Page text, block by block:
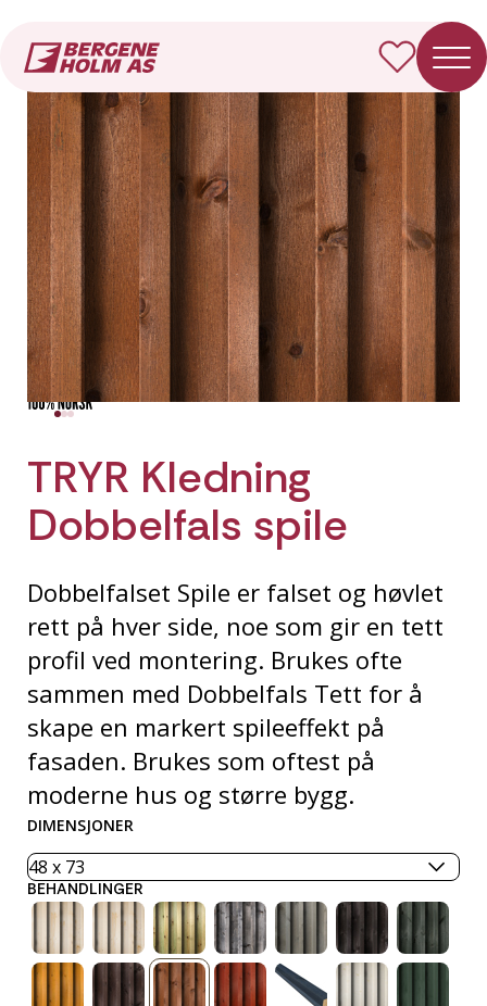
TRYR Kledning
Dobbelfals spile
Dobbelfalset Spile er falset og høvlet
rett på hver side, noe som gir en tett
profil ved montering. Brukes ofte
sammen med Dobbelfals Tett for å
skape en markert spileeffekt på
fasaden. Brukes som oftest på
moderne hus og større bygg.
DIMENSJONER
BEHANDLINGER